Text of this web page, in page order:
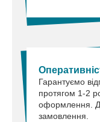
Гарантуємо
протягом 1-2
оформлення.
замовлення.